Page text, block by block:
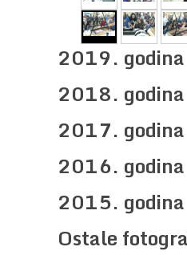
2019. godina
2018. godina
2017. godina
2016. godina
2015. godina
Ostale